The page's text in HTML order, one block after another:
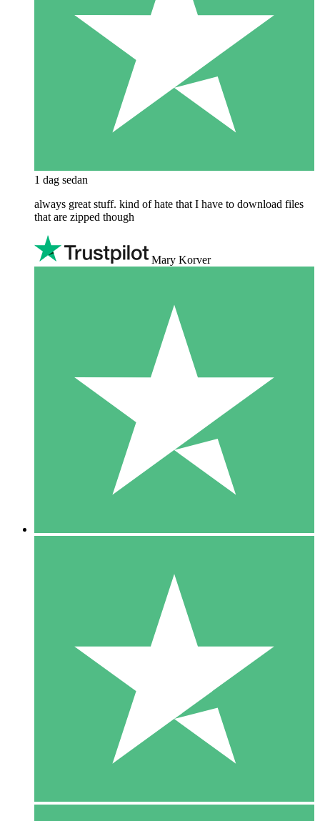
1 dag sedan
always great stuff. kind of hate that I have to download files
that are zipped though
Mary Korver